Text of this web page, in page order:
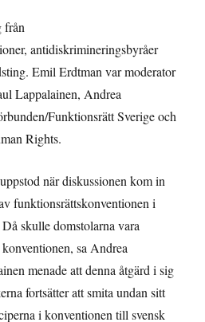
från
antidiskrimineringsbyråer
Emil Erdtman var moderator
Lappalainen, Andrea
Funktionsrätt Sverige och
Rights.
när diskussionen kom in
funktionsrättskonventionen i
skulle domstolarna vara
sa Andrea
menade att denna åtgärd i sig
fortsätter att smita undan sitt
i konventionen till svensk